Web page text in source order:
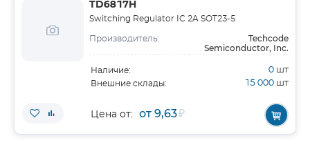
TD6817H
Switching Regulator IC 2A SOT23-5
Производитель:
Techcode
Semiconductor, Inc.
Наличие: 0 шт
Внешние склады: 15 000 шт
Цена от: от 9,63₽